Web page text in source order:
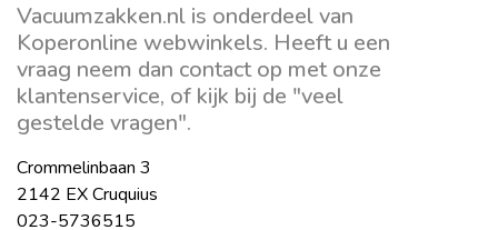
Vacuumzakken.nl is onderdeel van
Koperonline webwinkels. Heeft u een
vraag neem dan contact op met onze
klantenservice, of kijk bij de "veel
gestelde vragen".
Crommelinbaan 3
2142 EX Cruquius
023-5736515